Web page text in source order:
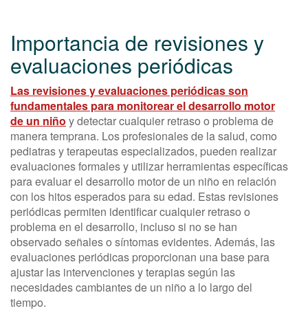
Importancia de revisiones y
evaluaciones periódicas
Las revisiones y evaluaciones periódicas son
fundamentales para monitorear el desarrollo motor
de un niño y detectar cualquier retraso o problema de
manera temprana. Los profesionales de la salud, como
pediatras y terapeutas especializados, pueden realizar
evaluaciones formales y utilizar herramientas específicas
para evaluar el desarrollo motor de un niño en relación
con los hitos esperados para su edad. Estas revisiones
periódicas permiten identificar cualquier retraso o
problema en el desarrollo, incluso si no se han
observado señales o síntomas evidentes. Además, las
evaluaciones periódicas proporcionan una base para
ajustar las intervenciones y terapias según las
necesidades cambiantes de un niño a lo largo del
tiempo.